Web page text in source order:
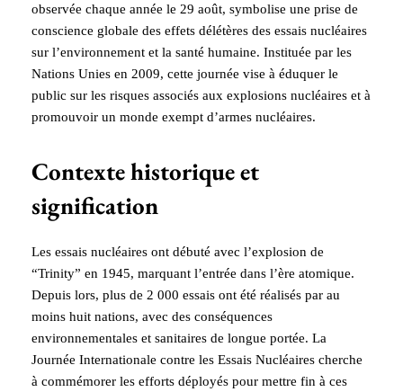
observée chaque année le 29 août, symbolise une prise de
conscience globale des effets délétères des essais nucléaires
sur l’environnement et la santé humaine. Instituée par les
Nations Unies en 2009, cette journée vise à éduquer le
public sur les risques associés aux explosions nucléaires et à
promouvoir un monde exempt d’armes nucléaires.
Contexte historique et
signification
Les essais nucléaires ont débuté avec l’explosion de
“Trinity” en 1945, marquant l’entrée dans l’ère atomique.
Depuis lors, plus de 2 000 essais ont été réalisés par au
moins huit nations, avec des conséquences
environnementales et sanitaires de longue portée. La
Journée Internationale contre les Essais Nucléaires cherche
à commémorer les efforts déployés pour mettre fin à ces